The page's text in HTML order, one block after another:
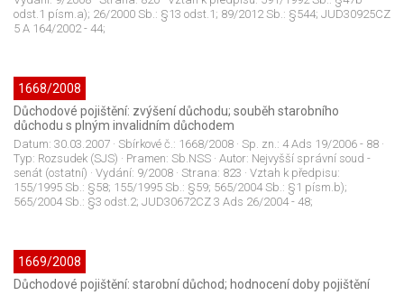
odst.1 písm.a); 26/2000 Sb.: §13 odst.1; 89/2012 Sb.: §544; JUD30925CZ
5 A 164/2002 - 44;
1668/2008
Důchodové pojištění: zvýšení důchodu; souběh starobního
důchodu s plným invalidním důchodem
Datum: 30.03.2007 · Sbírkové č.: 1668/2008 · Sp. zn.: 4 Ads 19/2006 - 88 ·
Typ: Rozsudek (SJS) · Pramen: Sb.NSS · Autor: Nejvyšší správní soud -
senát (ostatní) · Vydání: 9/2008 · Strana: 823 · Vztah k předpisu:
155/1995 Sb.: §58; 155/1995 Sb.: §59; 565/2004 Sb.: §1 písm.b);
565/2004 Sb.: §3 odst.2; JUD30672CZ 3 Ads 26/2004 - 48;
1669/2008
Důchodové pojištění: starobní důchod; hodnocení doby pojištění